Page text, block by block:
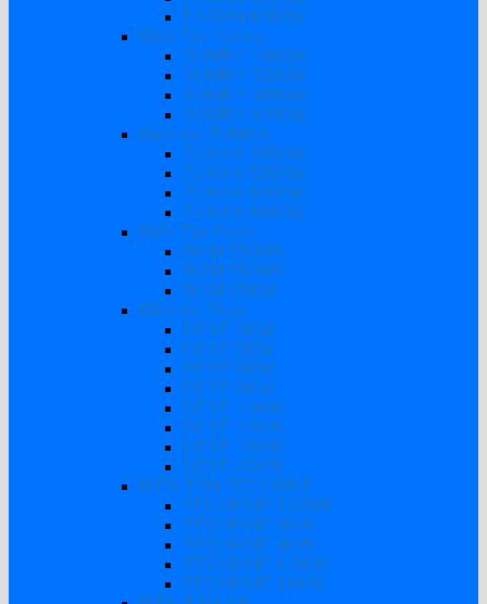
EASUN 6200W
Biến Tần Sumry
SUMRY 1800W
SUMRY 3000W
SUMRY 3800W
SUMRY 6200W
Biến tần ZUMAX
ZUMAX 3000W
ZUMAX 5500W
ZUMAX 6200W
ZUMAX 6600W
Biến Tần Bơm
BƠM 5500W
BƠM 7500W
BƠM 15KW
Biến tần Deye
DEYE 3KW
DEYE 5KW
DEYE 6KW
DEYE 8KW
DEYE 10KW
DEYE 12KW
DEYE 16KW
DEYE 20KW
BIẾN TẦN TECHFINE
TECHFINE 1200W
TECHFINE 3KW
TECHFINE 4KW
TECHFINE 6.2KW
TECHFINE 11KW